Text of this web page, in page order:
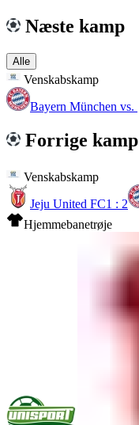
Næste kamp
Alle
Venskabskamp
Bayern München vs.
Forrige kamp
Venskabskamp
Jeju United FC1 : 2
Hjemmebanetrøje